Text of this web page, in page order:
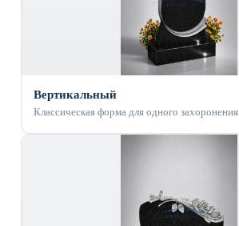
Вертикальный
Классическая форма для одного захоронения.